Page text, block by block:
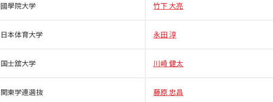
國學院大学 竹下 大亮
日本体育大学 永田 淳
国士舘大学 川崎 健太
関東学連選抜 藤原 忠昌